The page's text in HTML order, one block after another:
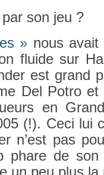
son jeu ?
» nous avait
fluide sur
est grand
Del Potro
en
(!). Ceci lui
n’est pas
phare de
un peu plus